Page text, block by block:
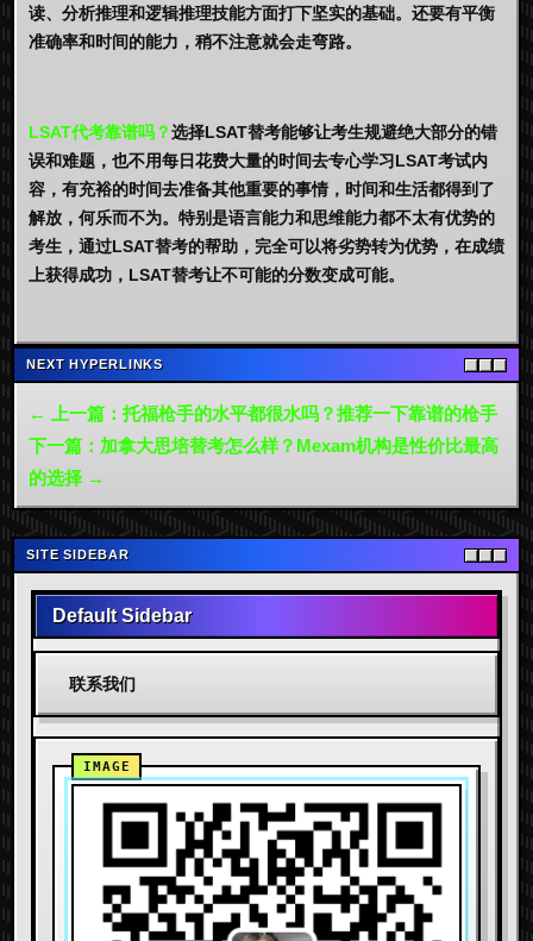
读、分析推理和逻辑推理技能方面打下坚实的基础。还要有平衡
准确率和时间的能力，稍不注意就会走弯路。
LSAT代考靠谱吗？选择LSAT替考能够让考生规避绝大部分的错
误和难题，也不用每日花费大量的时间去专心学习LSAT考试内
容，有充裕的时间去准备其他重要的事情，时间和生活都得到了
解放，何乐而不为。特别是语言能力和思维能力都不太有优势的
考生，通过LSAT替考的帮助，完全可以将劣势转为优势，在成绩
上获得成功，LSAT替考让不可能的分数变成可能。
NEXT HYPERLINKS
← 上一篇：托福枪手的水平都很水吗？推荐一下靠谱的枪手
下一篇：加拿大思培替考怎么样？Mexam机构是性价比最高
的选择 →
SITE SIDEBAR
Default Sidebar
联系我们